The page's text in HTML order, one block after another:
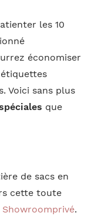
les 10
économiser
étiquettes
Voici sans plus
que
de sacs en
cette toute
Showroomprivé.